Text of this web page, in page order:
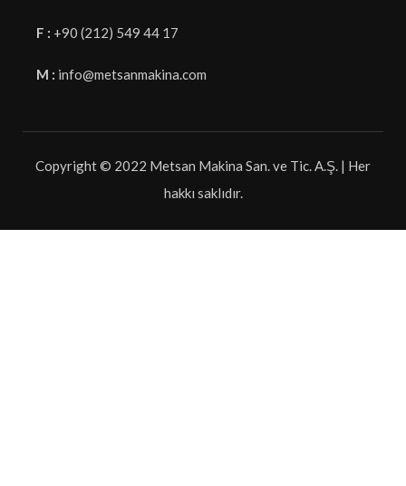
F : +90 (212) 549 44 17
M : info@metsanmakina.com
Copyright © 2022 Metsan Makina San. ve Tic. A.Ş. | Her
hakkı saklıdır.